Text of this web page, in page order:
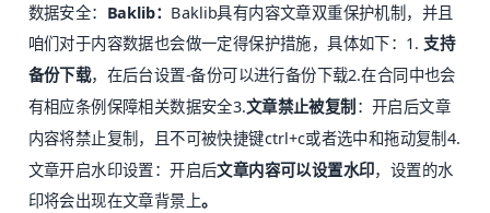
数据安全： Baklib： Baklib具有内容文章双重保护机制，并且
咱们对于内容数据也会做一定得保护措施，具体如下：1. 支持
备份下载，在后台设置-备份可以进行备份下载2.在合同中也会
有相应条例保障相关数据安全3.文章禁止被复制 ：开启后文章
内容将禁止复制，且不可被快捷键ctrl+c或者选中和拖动复制4.
文章开启水印设置：开启后文章内容可以设置水印，设置的水
印将会出现在文章背景上。